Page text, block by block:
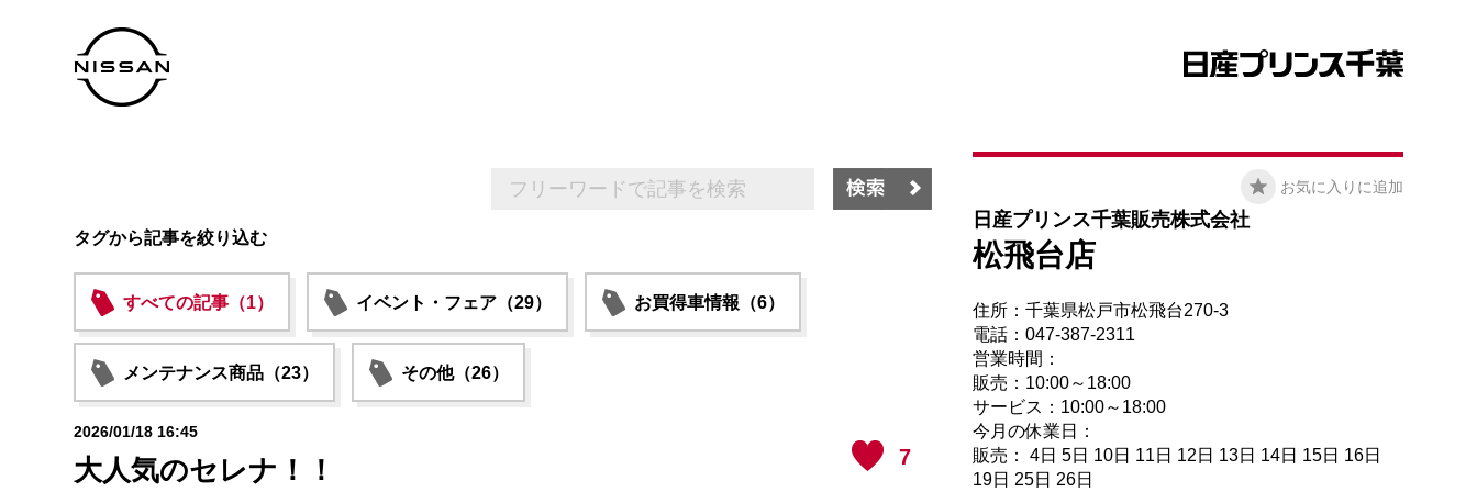
タグから記事を絞り込む
すべての記事（1） イベント・フェア（29） お買得車情報（6）
メンテナンス商品（23） その他（26）
7
2026/01/18 16:45
大人気のセレナ！！
お気に入りに追加
日産プリンス千葉販売株式会社
松飛台店
住所：千葉県松戸市松飛台270-3
電話：047-387-2311
営業時間：
販売：10:00～18:00
サービス：10:00～18:00
今月の休業日：
販売： 4日 5日 10日 11日 12日 13日 14日 15日 16日
19日 25日 26日